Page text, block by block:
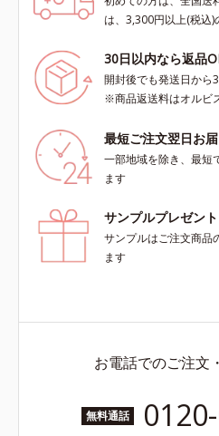
は、3,300円以上(税込
30日以内なら返品
開封後でも発送日から
※商品返送料はオルビ
最短ご注文翌日お
一部地域を除き、最短
ます
サンプルプレゼント
サンプルはご注文商品
ます
お電話でのご注文
無料通話